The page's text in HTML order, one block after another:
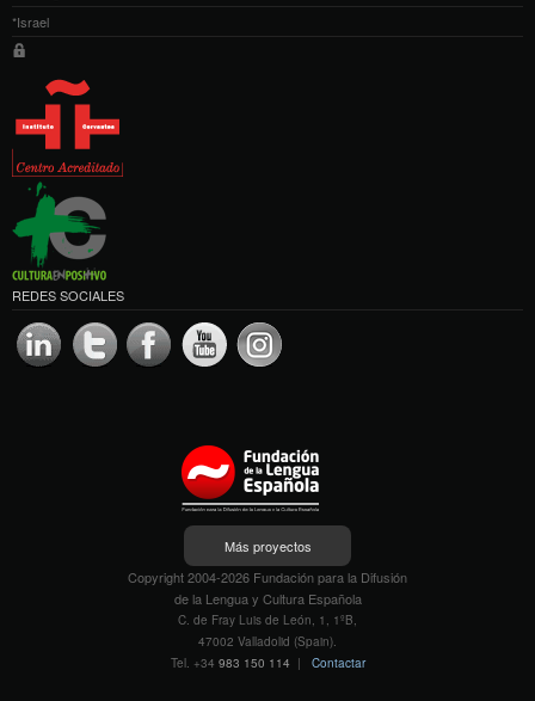
*Israel
REDES SOCIALES
Más proyectos
Copyright 2004-2026 Fundación para la Difusión
de la Lengua y Cultura Española
C. de Fray Luis de León, 1, 1ºB,
47002 Valladolid (Spain).
Tel. +34 983 150 114 | Contactar